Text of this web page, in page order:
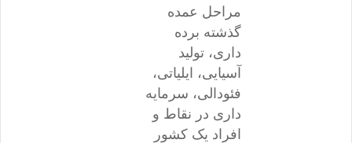
مراحل عمده
گذشته برده
داری، تولید
آسیایی، ایلیاتی،
فئودالی، سرمایه
داری در نقاط و
افراد یک کشور